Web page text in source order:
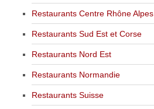
Restaurants Centre Rhône Alpes
Restaurants Sud Est et Corse
Restaurants Nord Est
Restaurants Normandie
Restaurants Suisse